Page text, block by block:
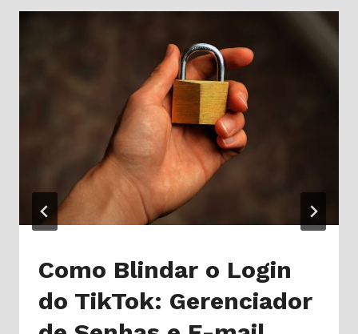
Como Blindar o Login
do TikTok: Gerenciador